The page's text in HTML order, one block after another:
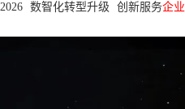
2026 数智化转型升级 创新服务企业